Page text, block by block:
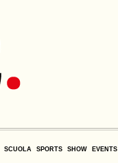
SCUOLA SPORTS SHOW EVENTS